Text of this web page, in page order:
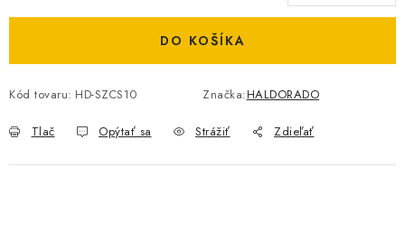
MOJA OBJEDNÁVKA
VRATKY - ODSTÚPENIE OD ZMLUVY - REKLAMACIU
DO KOŠÍKA
Kód tovaru: HD-SZCS10 Značka:HALDORADO
Tlač Opýtať sa Strážiť Zdieľať